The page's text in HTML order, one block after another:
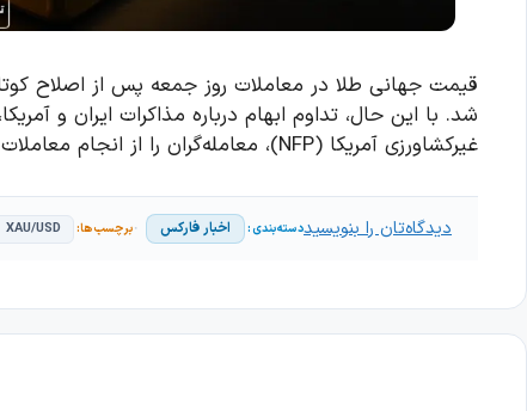
شد. با این حال، تداوم ابهام درباره مذاکرات ایران و
غیرکشاورزی آمریکا (NFP)، معامله‌گران را از انجام معاملات بزرگ بازداشته است.
اخبار فارکس XAU/USD دیدگاه‌تان را بنویسید